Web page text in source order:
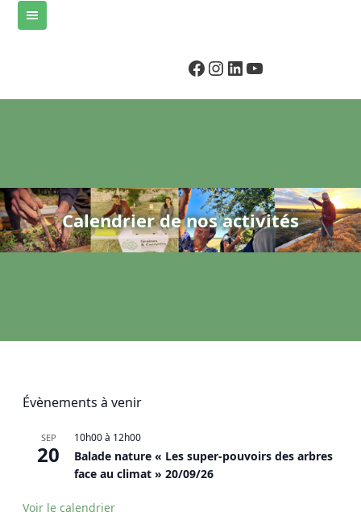
Facebook
Instagram
LinkedIn
YouTube
Calendrier de nos activités
Évènements à venir
SEP
20
10h00à 12h00
Balade nature « Les super-pouvoirs des arbres
face au climat » 20/09/26
Voir le calendrier